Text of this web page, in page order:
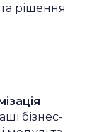
рішення
бізнес-